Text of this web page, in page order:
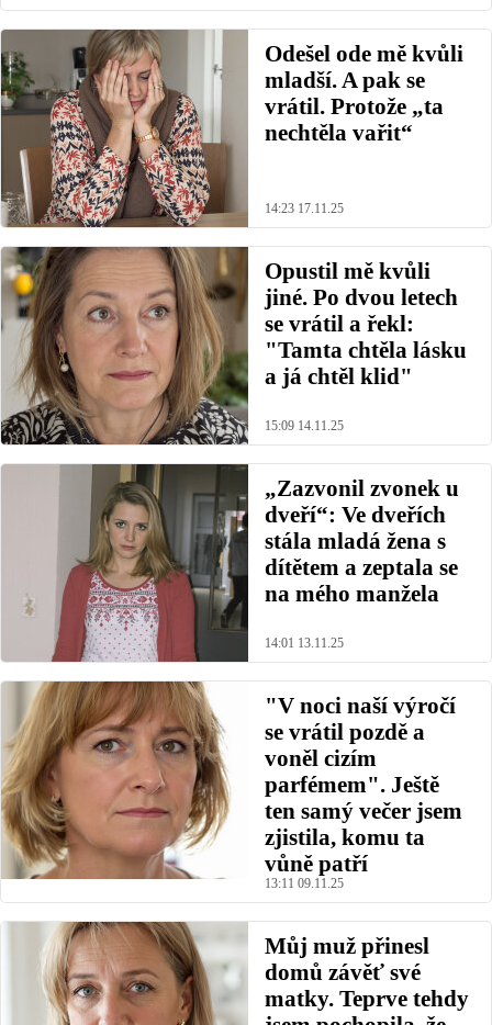
Odešel ode mě kvůli
mladší. A pak se
vrátil. Protože „ta
nechtěla vařit“
14:23 17.11.25
Opustil mě kvůli
jiné. Po dvou letech
se vrátil a řekl:
"Tamta chtěla lásku
a já chtěl klid"
15:09 14.11.25
„Zazvonil zvonek u
dveří“: Ve dveřích
stála mladá žena s
dítětem a zeptala se
na mého manžela
14:01 13.11.25
"V noci naší výročí
se vrátil pozdě a
voněl cizím
parfémem". Ještě
ten samý večer jsem
zjistila, komu ta
vůně patří
13:11 09.11.25
Můj muž přinesl
domů závěť své
matky. Teprve tehdy